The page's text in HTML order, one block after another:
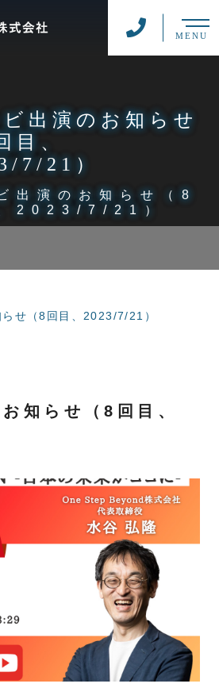
MENU
出演のお知らせ
目、
7/21）
出演のお知らせ（8
、2023/7/21）
せ（8回目、2023/7/21）
知らせ（8回目、